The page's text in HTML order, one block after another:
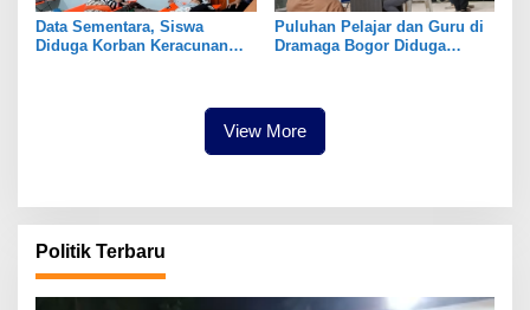
Data Sementara, Siswa
Diduga Korban Keracunan
Puluhan Pelajar dan Guru di
Dramaga Bogor Diduga
View More
Politik Terbaru